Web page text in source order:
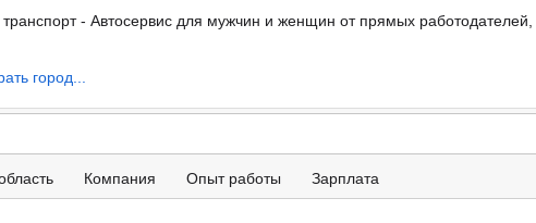
- Автосервис для мужчин и женщин от прямых работодателей,
город...
Компания Опыт работы Зарплата